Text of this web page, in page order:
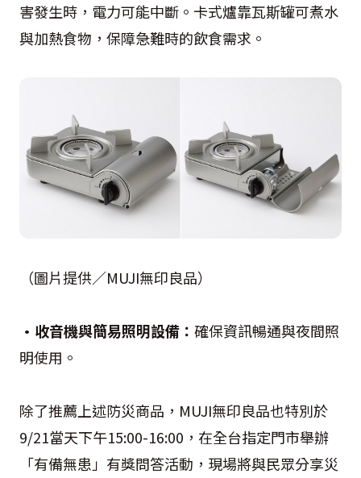
害發生時，電力可能中斷。卡式爐靠瓦斯罐可煮水
與加熱食物，保障急難時的飲食需求。
（圖片提供／MUJI無印良品）
•收音機與簡易照明設備： 確保資訊暢通與夜間照
明使用。
除了推薦上述防災商品，MUJI無印良品也特別於
9/21當天下午15:00-16:00，在全台指定門市舉辦
「有備無患」有獎問答活動，現場將與民眾分享災